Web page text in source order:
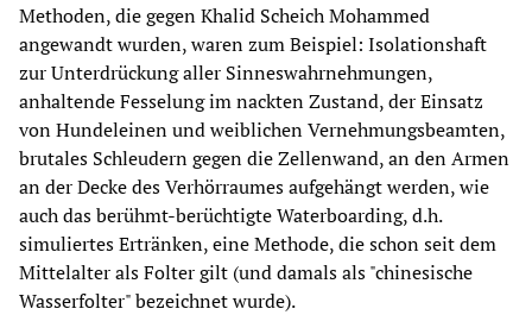
Methoden, die gegen Khalid Scheich Mohammed
angewandt wurden, waren zum Beispiel: Isolationshaft
zur Unterdrückung aller Sinneswahrnehmungen,
anhaltende Fesselung im nackten Zustand, der Einsatz
von Hundeleinen und weiblichen Vernehmungsbeamten,
brutales Schleudern gegen die Zellenwand, an den Armen
an der Decke des Verhörraumes aufgehängt werden, wie
auch das berühmt-berüchtigte Waterboarding, d.h.
simuliertes Ertränken, eine Methode, die schon seit dem
Mittelalter als Folter gilt (und damals als "chinesische
Wasserfolter" bezeichnet wurde).